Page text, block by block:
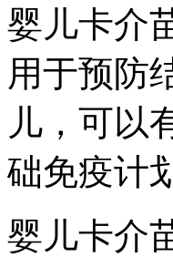
婴儿卡介
用于预防
儿，可以
础免疫计
婴儿卡介